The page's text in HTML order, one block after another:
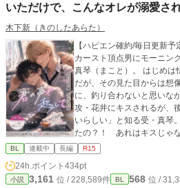
いただけで、こんなオレが溺愛さ
木下新（きのしたあらた）
【ハピエン確約/毎日更新
カースト頂点男にモーニン
真琴（まこと）。 はじめは
だが、その見た目からは想
に、釣り合わないと思いながら
攻・花井にキスされるが、
いらしい」と知る受・真琴
たの？！ あれはキスじゃ
とか？』とパニックになっていく……。 両
んストーリー。 遊び人風な
らピュアな受 ラストはふん
5）。 ------------ スクールカーストの頂に立つ男と、その底
BL 連載中 長編 R15
24h.ポイント 434pt
小説 3,161 位 / 228,589件 BL 568 位 /